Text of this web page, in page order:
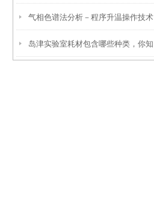
淀
气相色谱法分析－程序升温操作技术
岛津实验室耗材包含哪些种类，你知